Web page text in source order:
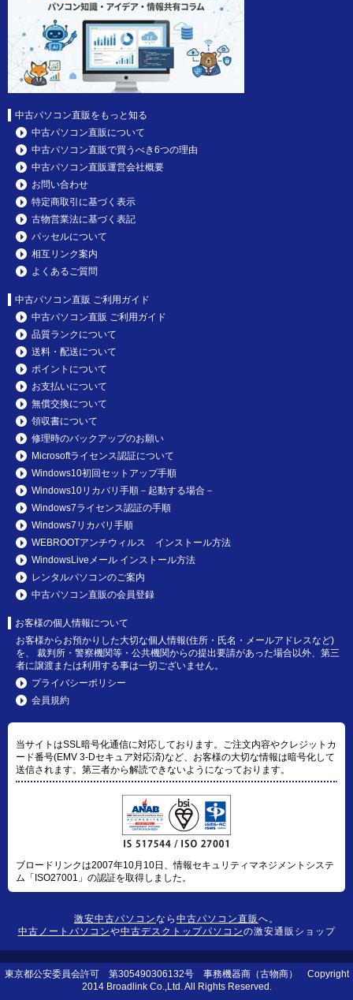
中古パソコン直販をもっと知る
中古パソコン直販について
中古パソコン直販で買うべき6つの理由
中古パソコン直販運営会社概要
お問い合わせ
特定商取引に基づく表示
古物営業法に基づく表記
パッセルについて
相互リンク案内
よくあるご質問
中古パソコン直販 ご利用ガイド
中古パソコン直販 ご利用ガイド
品質ランクについて
送料・配送について
ポイントについて
お支払いについて
無償交換について
領収書について
修理時のバックアップのお願い
Microsoftライセンス認証について
Windows10初回セットアップ手順
Windows10リカバリ手順－起動する場合－
Windows7ライセンス認証の手順
Windows7リカバリ手順
WEBROOTアンチウィルス インストール方法
WindowsLiveメール インストール方法
レンタルパソコンのご案内
中古パソコン直販の会員登録
お客様の個人情報について
お客様からお預かりした大切な個人情報(住所・氏名・メールアドレスなど)
を、 裁判所・警察機関等・公共機関からの提出要請があった場合以外、第三
者に譲渡または利用する事は一切ございません。
プライバシーポリシー
会員規約
当サイトはSSL暗号化通信に対応しております。ご注文内容やクレジットカ
ード番号(EMV 3-Dセキュア対応済)など、お客様の大切な情報は暗号化して
送信されます。第三者から解読できないようになっております。
ブロードリンクは2007年10月10日、情報セキュリティマネジメントシステ
ム「ISO27001」の認証を取得しました。
激安中古パソコンなら 中古パソコン直販へ。
中古ノートパソコンや中古デスクトップパソコンの激安通販ショップ
東京都公安委員会許可 第305490306132号 事務機器商（古物商） Copyright
2014 Broadlink Co.,Ltd. All Rights Reserved.